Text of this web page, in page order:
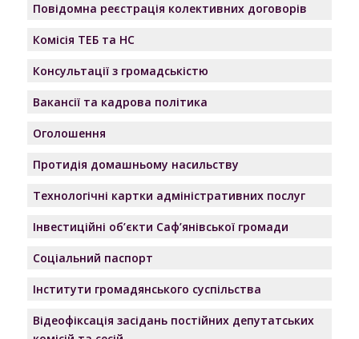
Повідомна реєстрація колективних договорів
Комісія ТЕБ та НС
Консультації з громадськістю
Вакансії та кадрова політика
Оголошення
Протидія домашньому насильству
Технологічні картки адміністративних послуг
Інвестиційні об’єкти Саф’янівської громади
Соціальний паспорт
Інститути громадянського суспільства
Відеофіксація засідань постійних депутатських